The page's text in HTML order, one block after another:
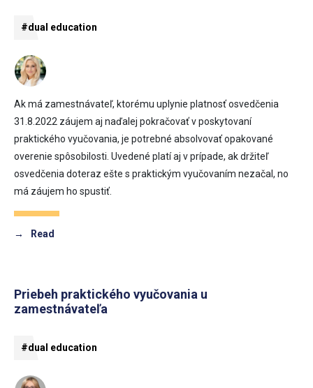
#dual education
Ak má zamestnávateľ, ktorému uplynie platnosť osvedčenia
31.8.2022 záujem aj naďalej pokračovať v poskytovaní
praktického vyučovania, je potrebné absolvovať opakované
overenie spôsobilosti. Uvedené platí aj v prípade, ak držiteľ
osvedčenia doteraz ešte s praktickým vyučovaním nezačal, no
má záujem ho spustiť.
→ Read
Priebeh praktického vyučovania u
zamestnávateľa
#dual education